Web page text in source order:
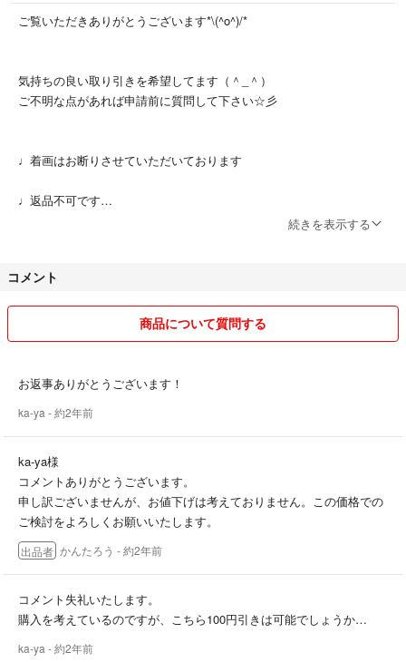
ご覧いただきありがとうございます*\(^o^)/*
気持ちの良い取り引きを希望してます（＾_＾）
ご不明な点があれば申請前に質問して下さい☆彡
♩着画はお断りさせていただいております
♩返品不可です
♩他サイトにも出品しており、いきなり削除する場合もあります
最後まで気持ち良く取り引きができるよう、
精一杯頑張ります！よろしくお願いします♡
続きを表示する
コメント
商品について質問する
お返事ありがとうございます！
ka-ya - 約2年前
ka-ya様
コメントありがとうございます。
申し訳ございませんが、お値下げは考えておりません。この価格での
ご検討をよろしくお願いいたします。
出品者 かんたろう - 約2年前
コメント失礼いたします。
購入を考えているのですが、こちら100円引きは可能でしょうか…
ka-ya - 約2年前